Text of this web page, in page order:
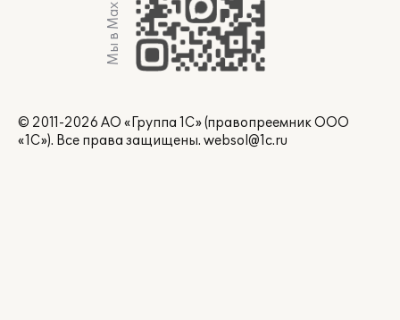
Мы в Max
© 2011-2026 АО «Группа 1С» (правопреемник ООО
«1С»). Все права защищены. websol@1c.ru